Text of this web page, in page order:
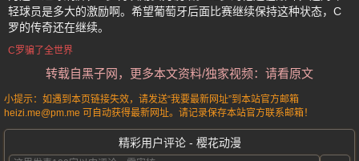
轻球员是多大的激励啊。希望葡萄牙后面比赛继续保持这种状态，C
罗的传奇还在继续。
C罗骗了全世界
转载自黑子网，更多本文资料/独家视频：请看原文
小提示：如遇到本页链接失效，请发送“我要最新网址”到本站官方邮箱
heizi.me@pm.me 可自动获得最新网址。请记录保存本站官方联系邮箱！
精彩用户评论 - 樱花动漫